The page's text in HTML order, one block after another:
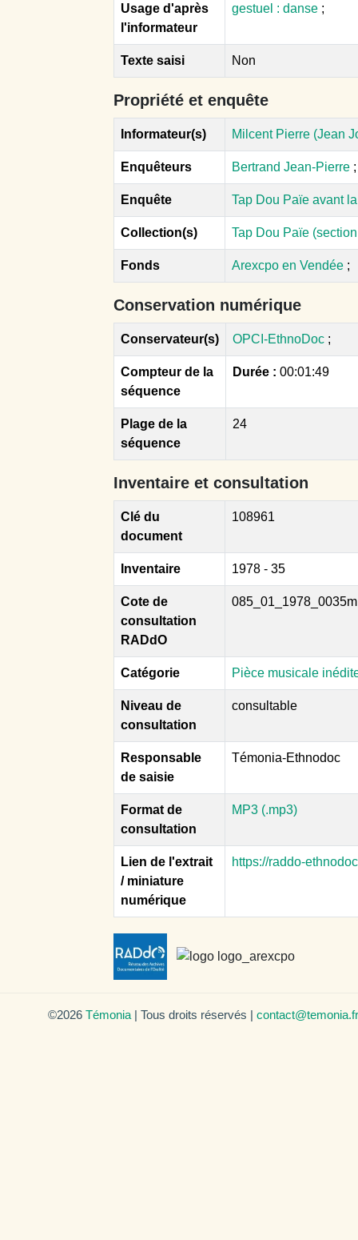
Usage d'après
l'informateur
gestuel : danse ;
Texte saisi Non
Propriété et enquête
Informateur(s) Milcent Pierre (Jean
Enquêteurs Bertrand Jean-Pierre ;
Enquête Tap Dou Païe avant
Collection(s) Tap Dou Païe
Fonds Arexcpo en Vendée ;
Conservation numérique
Conservateur(s) OPCI-EthnoDoc ;
Compteur de la
séquence
Durée : 00:01:49
Plage de la
séquence
24
Inventaire et consultation
Clé du
document
108961
Inventaire 1978 - 35
Cote de
consultation
RADdO
Catégorie Pièce musicale
Niveau de
consultation
consultable
Responsable
de saisie
Témonia-Ethnodoc
Format de
consultation
MP3 (.mp3)
Lien de l'extrait
/ miniature
numérique
https://raddo-
©2026 Témonia | Tous droits réservés | contact@temonia.fr